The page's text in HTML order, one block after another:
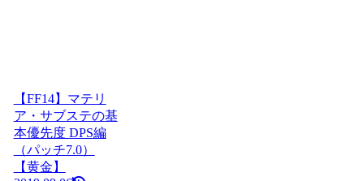
【FF14】マテリ
ア・サブステの基
本優先度 DPS編
（パッチ7.0）
【黄金】